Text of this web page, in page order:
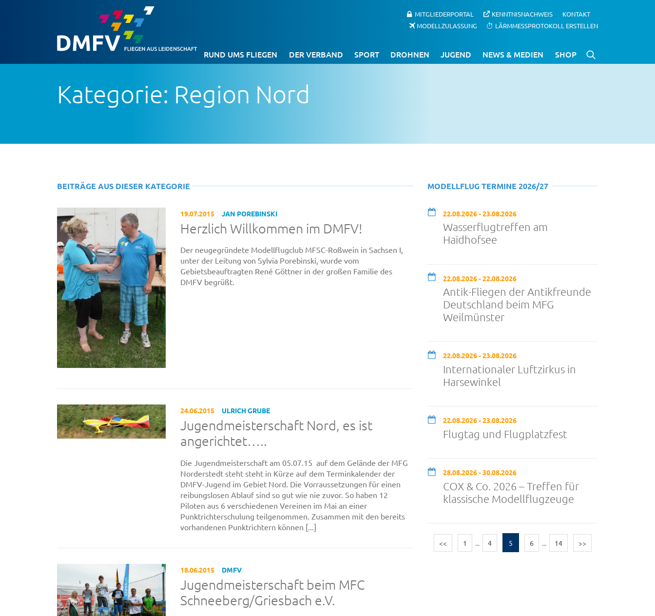
MITGLIEDERPORTAL KENNTNISNACHWEIS
KONTAKT
MODELLZULASSUNG
LÄRMMESSPROTOKOLL ERSTELLEN
RUND UMS FLIEGEN DER VERBAND SPORT DROHNEN JUGEND NEWS & MEDIEN SHOP
Kategorie: Region Nord
BEITRÄGE AUS DIESER KATEGORIE
19.07.2015 JAN POREBINSKI
Herzlich Willkommen im DMFV!
Der neugegründete Modellflugclub MFSC-Roßwein in Sachsen I,
unter der Leitung von Sylvia Porebinski, wurde vom
Gebietsbeauftragten René Göttner in der großen Familie des
DMFV begrüßt.
24.06.2015 ULRICH GRUBE
Jugendmeisterschaft Nord, es ist
angerichtet…..
Die Jugendmeisterschaft am 05.07.15 auf dem Gelände der MFG
Norderstedt steht steht in Kürze auf dem Terminkalender der
DMFV-Jugend im Gebiet Nord. Die Vorraussetzungen für einen
reibungslosen Ablauf sind so gut wie nie zuvor. So haben 12
Piloten aus 6 verschiedenen Vereinen im Mai an einer
Punktrichterschulung teilgenommen. Zusammen mit den bereits
vorhandenen Punktrichtern können [...]
18.06.2015 DMFV
Jugendmeisterschaft beim MFC
Schneeberg/Griesbach e.V.
MODELLFLUG TERMINE 2026/27
22.08.2026 - 23.08.2026
Wasserflugtreffen am
Haidhofsee
22.08.2026 - 22.08.2026
Antik-Fliegen der Antikfreunde
Deutschland beim MFG
Weilmünster
22.08.2026 - 23.08.2026
Internationaler Luftzirkus in
Harsewinkel
22.08.2026 - 23.08.2026
Flugtag und Flugplatzfest
28.08.2026 - 30.08.2026
COX & Co. 2026 – Treffen für
klassische Modellflugzeuge
<< 1 ... 4 5 6 ... 14 >>